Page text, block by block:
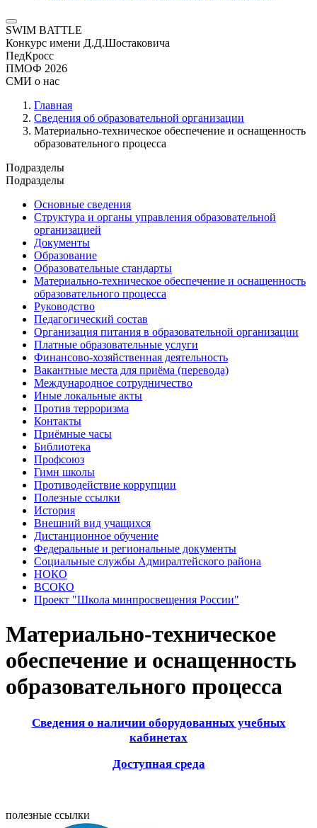
SWIM BATTLE
Конкурс имени Д.Д.Шостаковича
ПедКросс
ПМОФ 2026
СМИ о нас
Главная
Сведения об образовательной организации
Материально-техническое обеспечение и оснащенность
образовательного процесса
Подразделы
Подразделы
Основные сведения
Структура и органы управления образовательной
организацией
Документы
Образование
Образовательные стандарты
Материально-техническое обеспечение и оснащенность
образовательного процесса
Руководство
Педагогический состав
Организация питания в образовательной организации
Платные образовательные услуги
Финансово-хозяйственная деятельность
Вакантные места для приёма (перевода)
Международное сотрудничество
Иные локальные акты
Против терроризма
Контакты
Приёмные часы
Библиотека
Профсоюз
Гимн школы
Противодействие коррупции
Полезные ссылки
История
Внешний вид учащихся
Дистанционное обучение
Федеральные и региональные документы
Социальные службы Адмиралтейского района
НОКО
ВСОКО
Проект "Школа минпросвещения России"
Материально-техническое
обеспечение и оснащенность
образовательного процесса
Сведения о наличии оборудованных учебных
кабинетах
Доступная среда
полезные ссылки